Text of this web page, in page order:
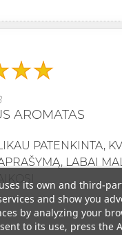
AROMATAS
PATENKINTA,
LABAI
its own and third-
and show you
by analyzing your
to its use, press the